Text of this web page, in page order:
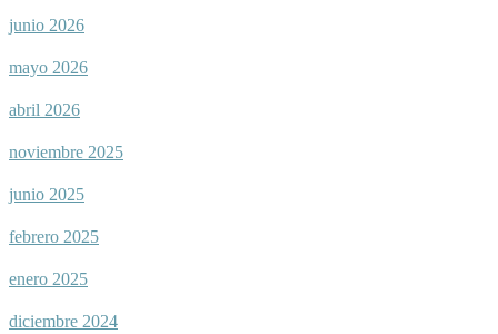
junio 2026
mayo 2026
abril 2026
noviembre 2025
junio 2025
febrero 2025
enero 2025
diciembre 2024